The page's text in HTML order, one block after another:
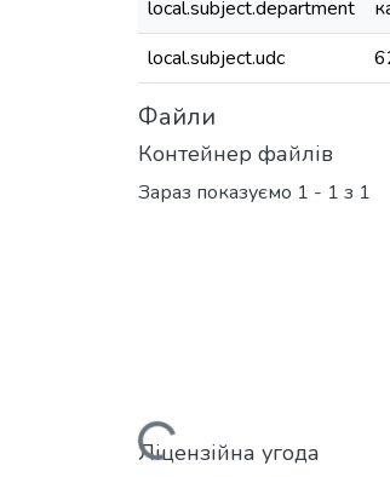
local.subject.department
local.subject.udc
Файли
Контейнер файлів
Зараз показуємо 1 - 1 з 1
Вантажиться...Ліцензійна угода